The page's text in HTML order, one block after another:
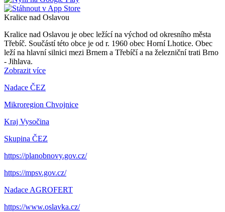
Kralice nad Oslavou
Kralice nad Oslavou je obec ležící na východ od okresního města
Třebíč. Součástí této obce je od r. 1960 obec Horní Lhotice. Obec
leží na hlavní silnici mezi Brnem a Třebíčí a na železniční trati Brno
- Jihlava.
Zobrazit více
Nadace ČEZ
Mikroregion Chvojnice
Kraj Vysočina
Skupina ČEZ
https://planobnovy.gov.cz/
https://mpsv.gov.cz/
Nadace AGROFERT
https://www.oslavka.cz/